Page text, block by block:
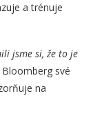
a trénuje
jsme si, že to je
Bloomberg své
na